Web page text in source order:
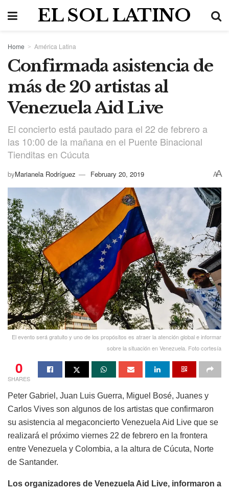
EL SOL LATINO
Home América Latina
Confirmada asistencia de
más de 20 artistas al
Venezuela Aid Live
El concierto está pautado para el 22 de febrero a
las 10:00 de la mañana en el Puente Binacional
Tienditas en Cúcuta
byMarianela Rodríguez February 20, 2019 AA
El evento será gratuito y uno de los propósitos es atraer la atención global e informar
sobre la situación en Venezuela. Foto cortesía
0
SHARES
Peter Gabriel, Juan Luis Guerra, Miguel Bosé, Juanes y
Carlos Vives son algunos de los artistas que confirmaron
su asistencia al megaconcierto Venezuela Aid Live que se
realizará el próximo viernes 22 de febrero en la frontera
entre Venezuela y Colombia, a la altura de Cúcuta, Norte
de Santander.
Los organizadores de Venezuela Aid Live, informaron a